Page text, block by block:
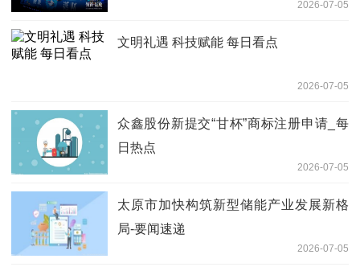
2026-07-05
文明礼遇 科技赋能 每日看点
2026-07-05
众鑫股份新提交“甘杯”商标注册申请_每
日热点
2026-07-05
太原市加快构筑新型储能产业发展新格
局-要闻速递
2026-07-05